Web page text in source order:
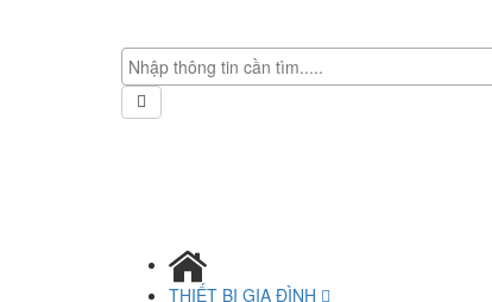
THIẾT BỊ GIA ĐÌNH